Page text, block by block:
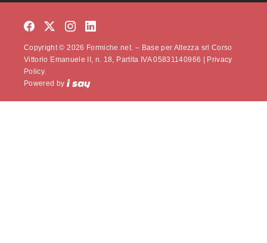
Copyright © 2026 Formiche.net. – Base per Altezza srl Corso
Vittorio Emanuele II, n. 18, Partita IVA 05831140966 | Privacy
Policy.
Powered by